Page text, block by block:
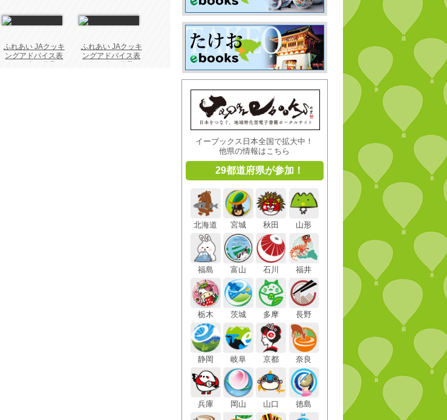
ふれあい JAクッキ
ングアドバイス表
ふれあい JAクッキ
ングアドバイス表
イーブックス日本全国で拡大中！
他県の情報はこちら
29都道府県が参加！
北海道 宮城 秋田 山形
福島 富山 石川 福井
栃木 茨城 多摩 長野
静岡 岐阜 京都 奈良
兵庫 岡山 山口 徳島